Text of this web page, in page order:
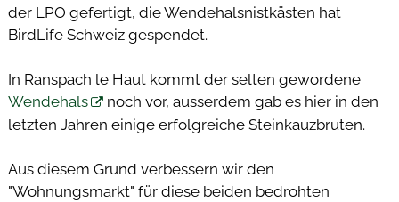
der LPO gefertigt, die Wendehalsnistkästen hat
BirdLife Schweiz gespendet.
In Ranspach le Haut kommt der selten gewordene
Wendehals
noch vor, ausserdem gab es hier in den
letzten Jahren einige erfolgreiche Steinkauzbruten.
Aus diesem Grund verbessern wir den
"Wohnungsmarkt" für diese beiden bedrohten